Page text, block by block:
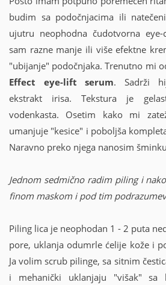
budim sa podočnjacima ili
ujutru neophodna čudotvorna
sam razne manje ili više efektne
"ubijanje" podočnjaka. Trenutno mi
Effect eye-lift serum. Sadrži
ekstrakt irisa. Tekstura je
vodenkasta. Osetim kako mi
umanjuje "kesice" i poboljša
Naravno preko njega nanosim
Jednom sedmično radim piling i
finom maskom i pod tim
Piling lica je neophodan 1 - 2 puta
pore, uklanja odumrle ćelije kože i
Ja volim scrub pilinge, sa sitnim
i mehanički uklanjaju "višak" sa